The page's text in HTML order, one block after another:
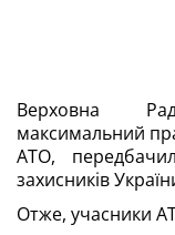
Верховна
максимальний
АТО,
захисників
Отже, учасники